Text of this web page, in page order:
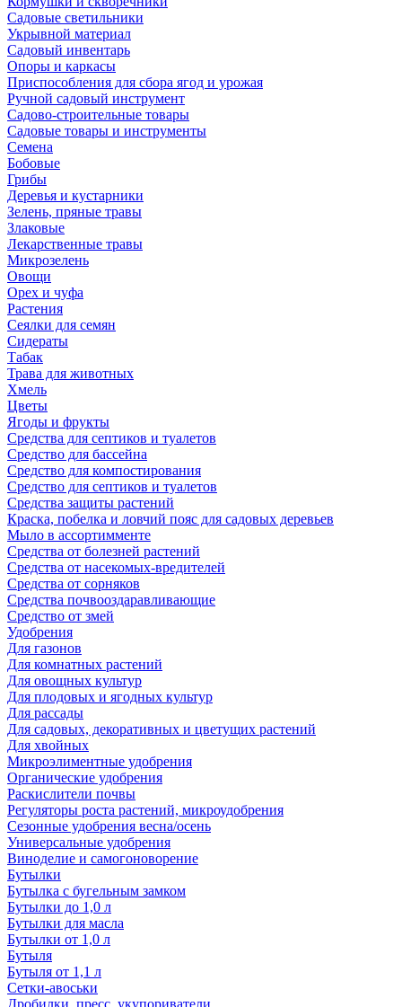
Садовые светильники
Укрывной материал
Садовый инвентарь
Опоры и каркасы
Приспособления для сбора ягод и урожая
Ручной садовый инструмент
Садово-строительные товары
Садовые товары и инструменты
Семена
Бобовые
Грибы
Деревья и кустарники
Зелень, пряные травы
Злаковые
Лекарственные травы
Микрозелень
Овощи
Орех и чуфа
Растения
Сеялки для семян
Сидераты
Табак
Трава для животных
Хмель
Цветы
Ягоды и фрукты
Средства для септиков и туалетов
Средство для бассейна
Средство для компостирования
Средство для септиков и туалетов
Средства защиты растений
Краска, побелка и ловчий пояс для садовых деревьев
Мыло в ассортимменте
Средства от болезней растений
Средства от насекомых-вредителей
Средства от сорняков
Средства почвооздаравливающие
Средство от змей
Удобрения
Для газонов
Для комнатных растений
Для овощных культур
Для плодовых и ягодных культур
Для рассады
Для садовых, декоративных и цветущих растений
Для хвойных
Микроэлиментные удобрения
Органические удобрения
Раскислители почвы
Регуляторы роста растений, микроудобрения
Сезонные удобрения весна/осень
Универсальные удобрения
Виноделие и самогоноворение
Бутылки
Бутылка с бугельным замком
Бутылки до 1,0 л
Бутылки для масла
Бутылки от 1,0 л
Бутыля
Бутыля от 1,1 л
Сетки-авоськи
Дробилки, пресс, укупориватели